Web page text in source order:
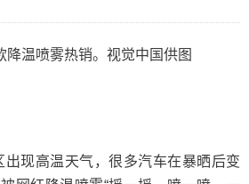
降温喷雾热销。视觉中国供图
现高温天气，很多汽车在暴晒后变